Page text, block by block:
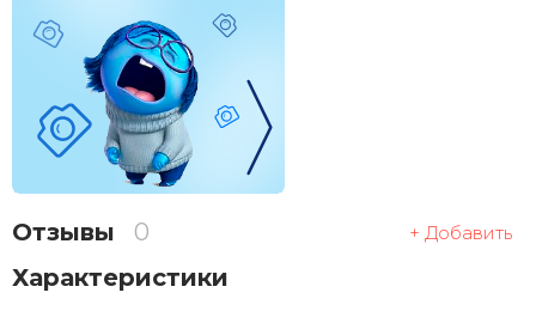
Отзывы 0 + Добавить
Характеристики